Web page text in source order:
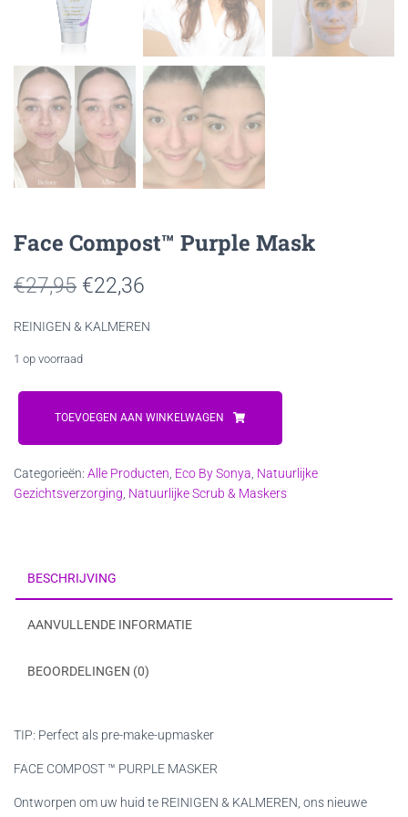
Face Compost™ Purple Mask
€27,95 Oorspronkelijke
prijs
was:
€27,95.
€22,36
prijs
€22,36.
REINIGEN & KALMEREN
1 op voorraad
Face
Compost™
aantal
TOEVOEGEN AAN WINKELWAGEN
Categorieën: Alle Producten Eco By Sonya Natuurlijke
Gezichtsverzorging Natuurlijke Scrub & Maskers
BESCHRIJVING
AANVULLENDE INFORMATIE
BEOORDELINGEN (0)
TIP: Perfect als pre-make-upmasker
FACE COMPOST ™ PURPLE MASKER
Ontworpen om uw huid te REINIGEN & KALMEREN, ons nieuwe